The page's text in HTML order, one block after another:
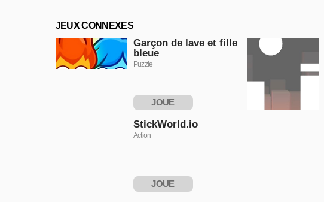
JEUX CONNEXES
Garçon de lave et fille
bleue
Puzzle
JOUE
StickWorld.io
Action
JOUE